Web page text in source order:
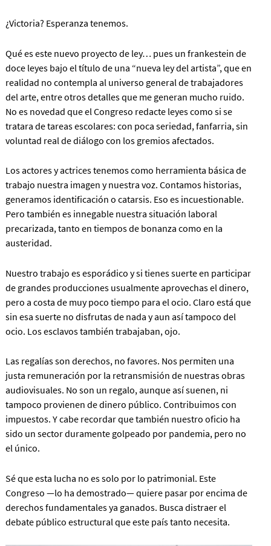
¿Victoria? Esperanza tenemos.
Qué es este nuevo proyecto de ley… pues un frankestein de
doce leyes bajo el título de una “nueva ley del artista”, que en
realidad no contempla al universo general de trabajadores
del arte, entre otros detalles que me generan mucho ruido.
No es novedad que el Congreso redacte leyes como si se
tratara de tareas escolares: con poca seriedad, fanfarria, sin
voluntad real de diálogo con los gremios afectados.
Los actores y actrices tenemos como herramienta básica de
trabajo nuestra imagen y nuestra voz. Contamos historias,
generamos identificación o catarsis. Eso es incuestionable.
Pero también es innegable nuestra situación laboral
precarizada, tanto en tiempos de bonanza como en la
austeridad.
Nuestro trabajo es esporádico y si tienes suerte en participar
de grandes producciones usualmente aprovechas el dinero,
pero a costa de muy poco tiempo para el ocio. Claro está que
sin esa suerte no disfrutas de nada y aun así tampoco del
ocio. Los esclavos también trabajaban, ojo.
Las regalías son derechos, no favores. Nos permiten una
justa remuneración por la retransmisión de nuestras obras
audiovisuales. No son un regalo, aunque así suenen, ni
tampoco provienen de dinero público. Contribuimos con
impuestos. Y cabe recordar que también nuestro oficio ha
sido un sector duramente golpeado por pandemia, pero no
el único.
Sé que esta lucha no es solo por lo patrimonial. Este
Congreso —lo ha demostrado— quiere pasar por encima de
derechos fundamentales ya ganados. Busca distraer el
debate público estructural que este país tanto necesita.